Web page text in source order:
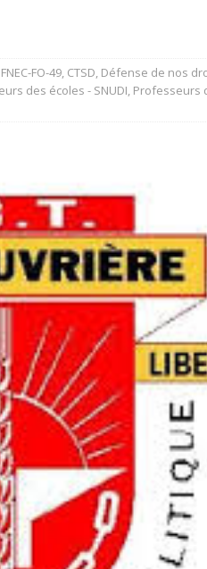
FO-49, CTSD, Défense de nos
des écoles - SNUDI, Professeurs